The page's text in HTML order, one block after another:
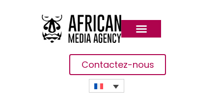
Contactez-nous